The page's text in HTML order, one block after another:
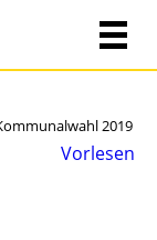
2019
Vorlesen